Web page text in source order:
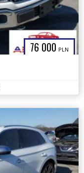
76 000 PLN